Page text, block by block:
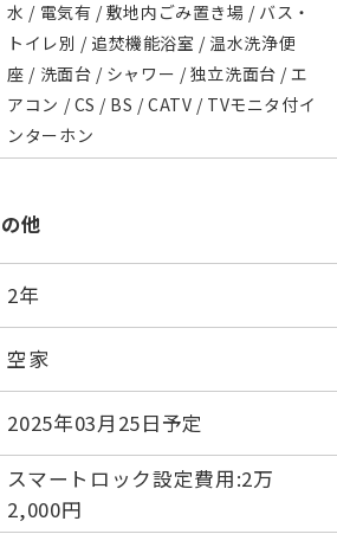
水 / 電気有 / 敷地内ごみ置き場 / バス・
トイレ別 / 追焚機能浴室 / 温水洗浄便
座 / 洗面台 / シャワー / 独立洗面台 / エ
アコン / CS / BS / CATV / TVモニタ付イ
ンターホン
他
2年
空家
2025年03月25日予定
スマートロック設定費用:2万
2,000円